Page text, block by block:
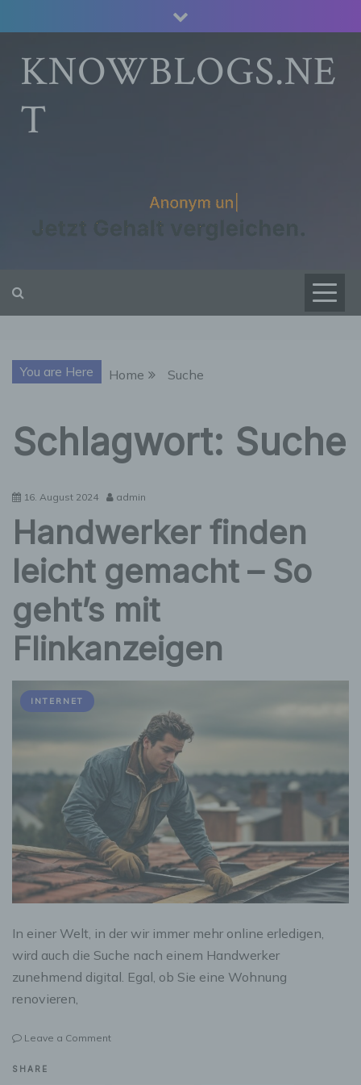
to
contentKNOWBLOGS.NE
T
You are Here Home Suche
Schlagwort: Suche
16. August 2024 admin
Handwerker finden
leicht gemacht – So
geht’s mit
Flinkanzeigen
INTERNET
In einer Welt, in der wir immer mehr online erledigen,
wird auch die Suche nach einem Handwerker
zunehmend digital. Egal, ob Sie eine Wohnung
renovieren,
Leave a Commenton
SHARE